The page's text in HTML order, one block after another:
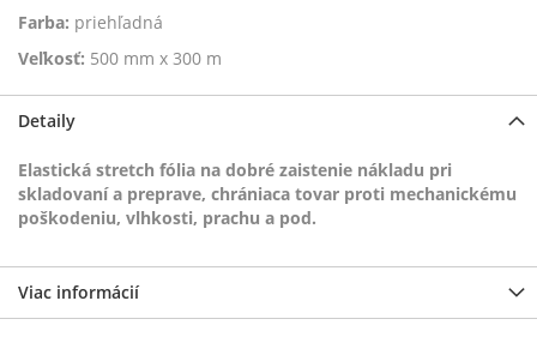
Farba: priehľadná
Veľkosť: 500 mm x 300 m
Detaily
Elastická stretch fólia na dobré zaistenie nákladu pri
skladovaní a preprave, chrániaca tovar proti mechanickému
poškodeniu, vlhkosti, prachu a pod.
Viac informácií